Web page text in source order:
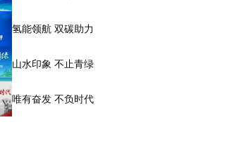
氢能领航 双碳助力
山水印象 不止青绿
唯有奋发 不负时代